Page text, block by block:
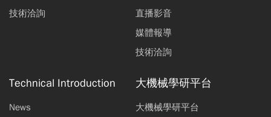
技術洽詢
直播影音
媒體報導
技術洽詢
Technical Introduction
News
大機械學研平台
大機械學研平台